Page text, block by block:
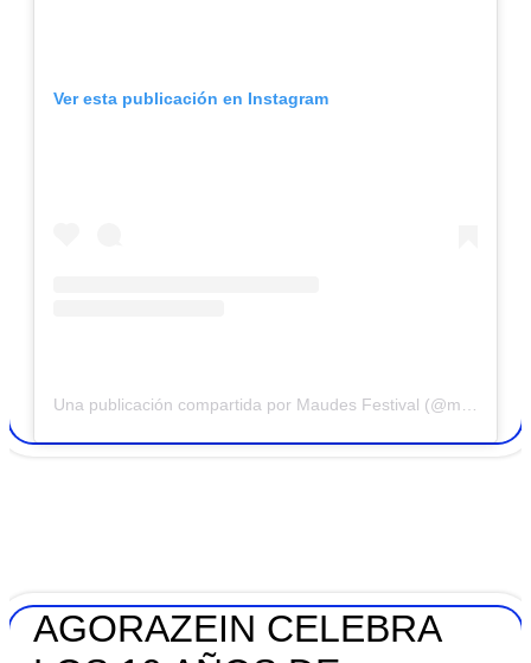
Ver esta publicación en Instagram
AGORAZEIN CELEBRA